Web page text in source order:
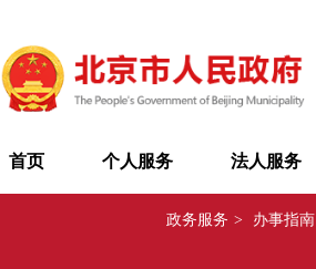
首页 个人服务 法人服务
政务服务 > 办事指南